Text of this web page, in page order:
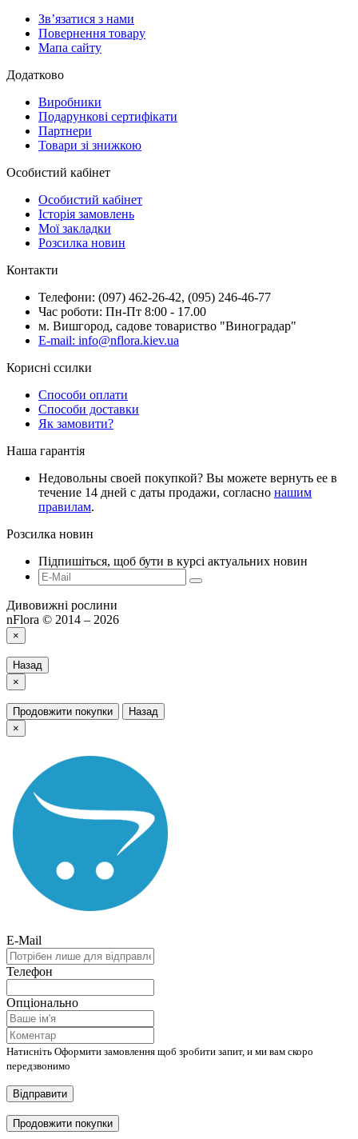
Зв’язатися з нами
Повернення товару
Мапа сайту
Додатково
Виробники
Подарункові сертифікати
Партнери
Товари зі знижкою
Особистий кабінет
Особистий кабінет
Історія замовлень
Мої закладки
Розсилка новин
Контакти
Телефони: (097) 462-26-42, (095) 246-46-77
Час роботи: Пн-Пт 8:00 - 17.00
м. Вишгород, садове товариство "Виноградар"
E-mail: info@nflora.kiev.ua
Корисні ссилки
Способи оплати
Способи доставки
Як замовити?
Наша гарантія
Недовольны своей покупкой? Вы можете вернуть ее в
течение 14 дней с даты продажи, согласно нашим
правилам.
Розсилка новин
Підпишіться, щоб бути в курсі актуальних новин
Дивовижні рослини
nFlora © 2014 – 2026
×
Назад
×
Продовжити покупки
Назад
×
E-Mail
Телефон
Опціонально
Натисніть Оформити замовлення щоб зробити запит, и ми вам скоро
передзвонимо
Відправити
Продовжити покупки